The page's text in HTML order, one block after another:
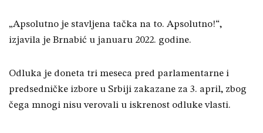
„Apsolutno je stavljena tačka na to. Apsolutno!“,
izjavila je Brnabić u januaru 2022. godine.
Odluka je doneta tri meseca pred parlamentarne i
predsedničke izbore u Srbiji zakazane za 3. april, zbog
čega mnogi nisu verovali u iskrenost odluke vlasti.